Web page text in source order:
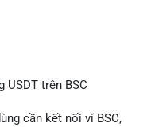
USDT trên BSC
cần kết nối ví BSC,